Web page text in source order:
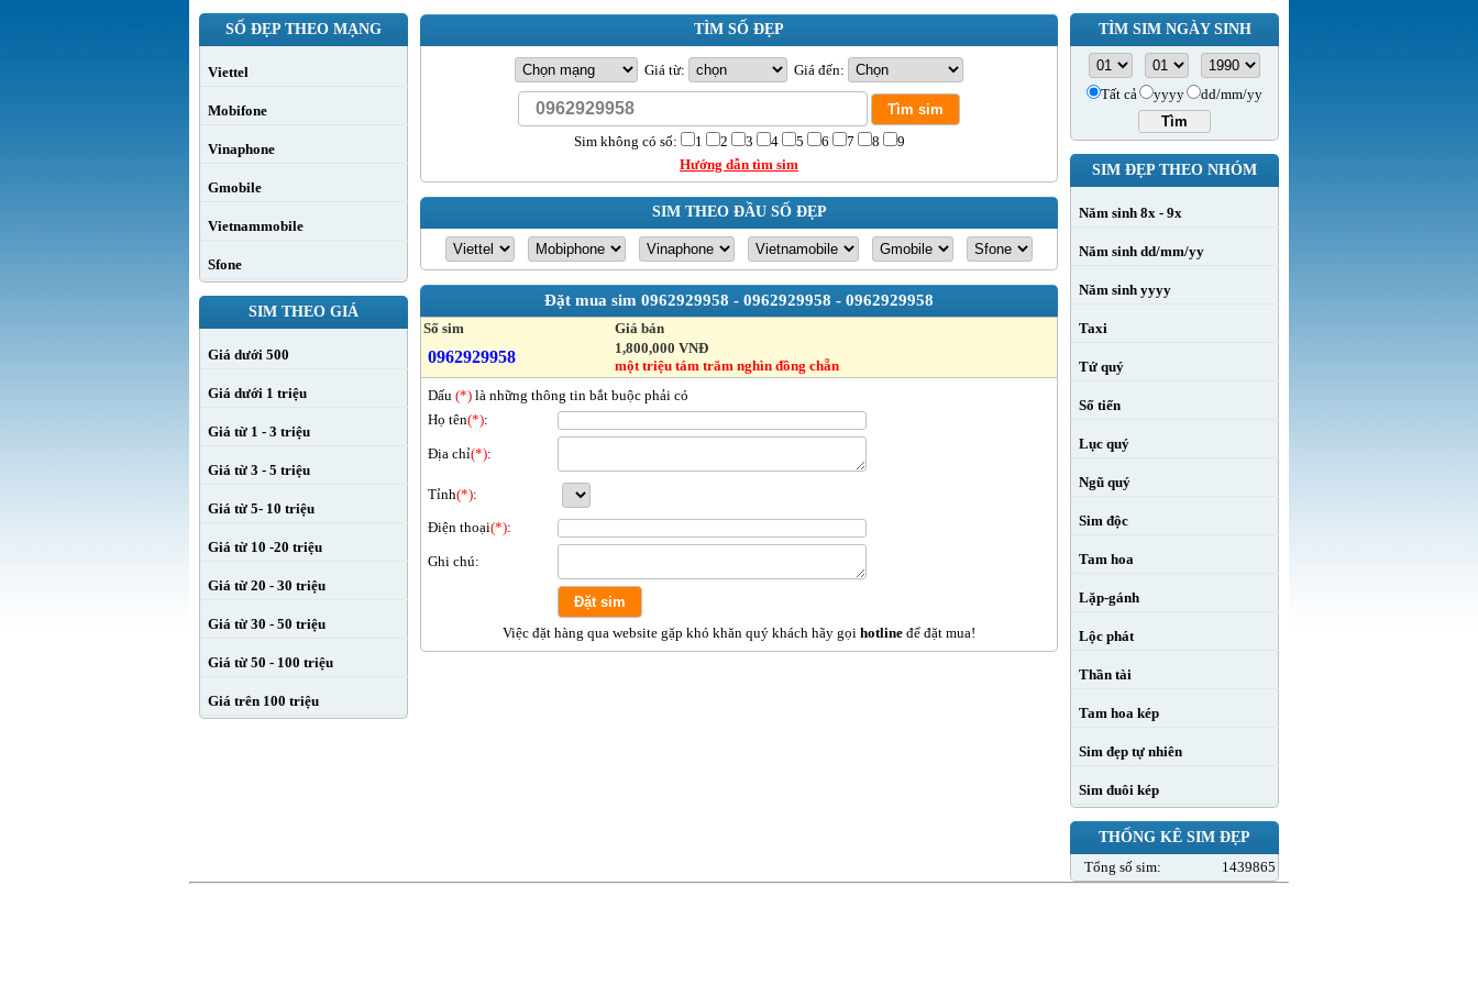
SỐ ĐẸP THEO MẠNG
Viettel
Mobifone
Vinaphone
Gmobile
Vietnammobile
Sfone
SIM THEO GIÁ
Giá dưới 500
Giá dưới 1 triệu
Giá từ 1 - 3 triệu
Giá từ 3 - 5 triệu
Giá từ 5- 10 triệu
Giá từ 10 -20 triệu
Giá từ 20 - 30 triệu
Giá từ 30 - 50 triệu
Giá từ 50 - 100 triệu
Giá trên 100 triệu
TÌM SỐ ĐẸP
Giá từ: Giá đến:
Sim không có số: 1 2 3 4 5 6 7 8
9
Hướng dẫn tìm sim
SIM THEO ĐẦU SỐ ĐẸP
Đặt mua sim 0962929958 - 0962929958 - 0962929958
Số sim Giá bán
0962929958
1,800,000 VNĐ
một triệu tám trăm nghìn đồng chẵn
Dấu (*) là những thông tin bắt buộc phải có
Họ tên(*):
Địa chỉ(*):
Tỉnh(*):
Điện thoại(*):
Ghi chú:
Việc đặt hàng qua website gặp khó khăn quý khách hãy gọi hotline để đặt mua!
TÌM SIM NGÀY SINH
Tất cả yyyy dd/mm/yy
SIM ĐẸP THEO NHÓM
Năm sinh 8x - 9x
Năm sinh dd/mm/yy
Năm sinh yyyy
Taxi
Tứ quý
Số tiến
Lục quý
Ngũ quý
Sim độc
Tam hoa
Lặp-gánh
Lộc phát
Thần tài
Tam hoa kép
Sim đẹp tự nhiên
Sim đuôi kép
THỐNG KÊ SIM ĐẸP
Tổng số sim:
1439865